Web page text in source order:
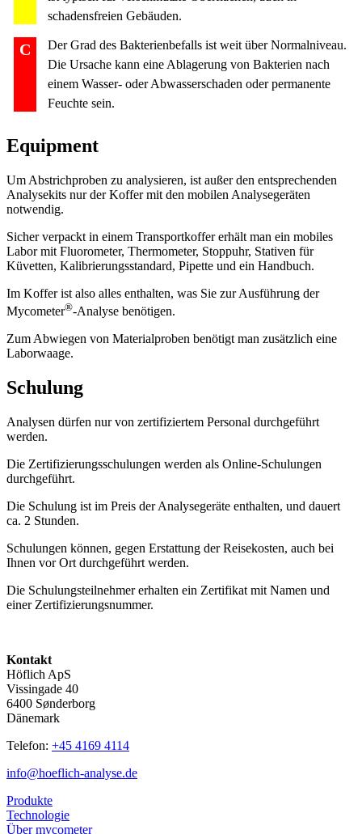
schadensfreien Gebäuden.
C
Der Grad des Bakterienbefalls ist weit über Normalniveau.
Die Ursache kann eine Ablagerung von Bakterien nach
einem Wasser- oder Abwasserschaden oder permanente
Feuchte sein.
Equipment​
Um Abstrichproben zu analysieren, ist außer den entsprechenden
Analysekits nur der Koffer mit den mobilen Analysegeräten
notwendig.
Sicher verpackt in einem Transportkoffer erhält man ein mobiles
Labor mit Fluorometer, Thermometer, Stoppuhr, Stativen für
Küvetten, Kalibrierungsstandard, Pipette und ein Handbuch.
Im Koffer ist also alles enthalten, was Sie zur Ausführung der
Mycometer®-Analyse benötigen.
Zum Abwiegen von Materialproben benötigt man zusätzlich eine
Laborwaage.
Schulung
Analysen dürfen nur von zertifiziertem Personal durchgeführt
werden.
Die Zertifizierungsschulungen werden als Online-Schulungen
durchgeführt.
Die Schulung ist im Preis der Analysegeräte enthalten, und dauert
ca. 2 Stunden.
Schulungen können, gegen Erstattung der Reisekosten, auch bei
Ihnen vor Ort durchgeführt werden.
Die Schulungsteilnehmer erhalten ein Zertifikat mit Namen und
einer Zertifizierungsnummer.
Kontakt
Höflich ApS
Vissingade 40
6400 Sønderborg
Dänemark
Telefon: +45 4169 4114
info@hoeflich-analyse.de
Produkte
Technologie
Über mycometer